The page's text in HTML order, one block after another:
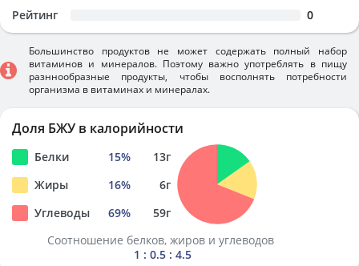
Рейтинг 0
Большинство продуктов не может содержать полный набор
витаминов и минералов. Поэтому важно употреблять в пищу
разннообразные продукты, чтобы восполнять потребности
организма в витаминах и минералах.
Доля БЖУ в калорийности
Белки 15% 13г
Жиры
16% 6г
Углеводы
69% 59г
Соотношение белков, жиров и углеводов
1 : 0.5 : 4.5